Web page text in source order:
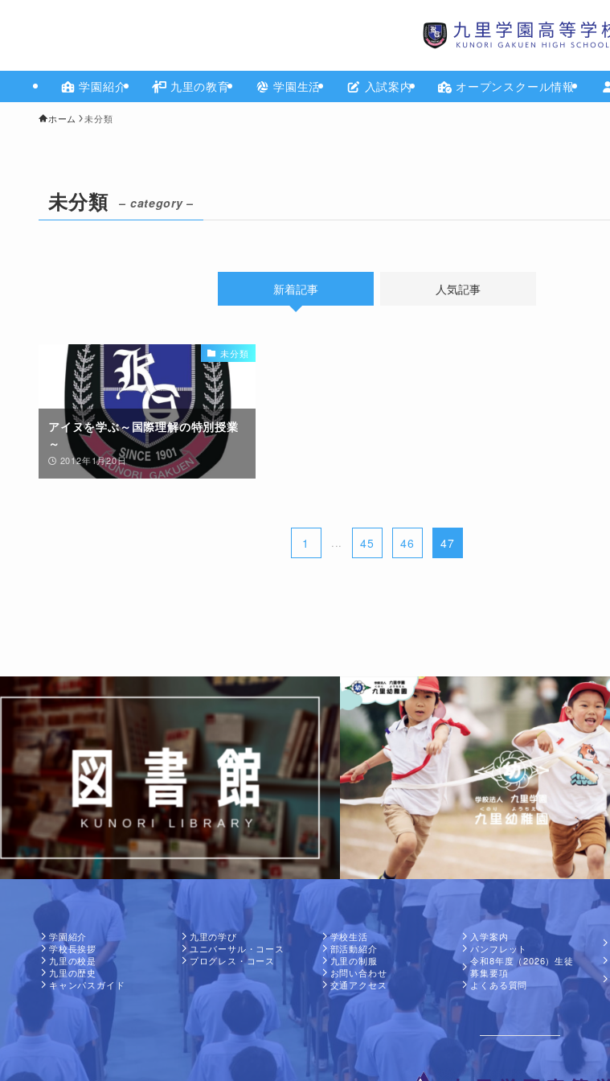
学園紹介 九里の教育 学園生活 入試案内 オープンスクール情報
ホーム 未分類
未分類 – category –
新着記事 人気記事
未分類
アイヌを学ぶ～国際理解の特別授業
～
2012年1月20日
1 ... 45 46 47
学園紹介
学校長挨拶
九里の校是
九里の歴史
キャンパスガイド
九里の学び
ユニバーサル・コース
プログレス・コース
学校生活
部活動紹介
九里の制服
お問い合わせ
交通アクセス
入学案内
パンフレット
令和8年度（2026）生徒
募集要項
よくある質問